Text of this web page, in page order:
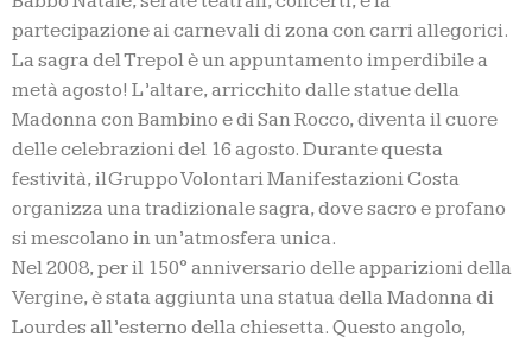
partecipazione ai carnevali di zona con carri allegorici.
La sagra del Trepol è un appuntamento imperdibile a
metà agosto! L’altare, arricchito dalle statue della
Madonna con Bambino e di San Rocco, diventa il cuore
delle celebrazioni del 16 agosto. Durante questa
festività, il Gruppo Volontari Manifestazioni Costa
organizza una tradizionale sagra, dove sacro e profano
si mescolano in un’atmosfera unica.
Nel 2008, per il 150° anniversario delle apparizioni della
Vergine, è stata aggiunta una statua della Madonna di
Lourdes all’esterno della chiesetta. Questo angolo,